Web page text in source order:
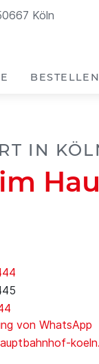
Köln
IN
von WhatsApp